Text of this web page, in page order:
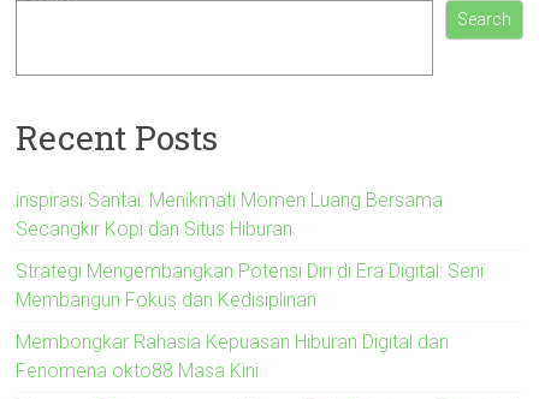
Search
Recent Posts
inspirasi Santai: Menikmati Momen Luang Bersama
Secangkir Kopi dan Situs Hiburan
Strategi Mengembangkan Potensi Diri di Era Digital: Seni
Membangun Fokus dan Kedisiplinan
Membongkar Rahasia Kepuasan Hiburan Digital dan
Fenomena okto88 Masa Kini